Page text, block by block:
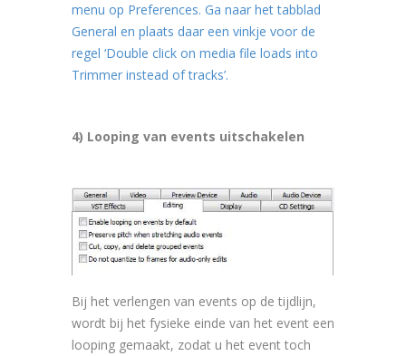
menu op Preferences. Ga naar het tabblad
General en plaats daar een vinkje voor de
regel ‘Double click on media file loads into
Trimmer instead of tracks’.
4) Looping van events uitschakelen
Bij het verlengen van events op de tijdlijn,
wordt bij het fysieke einde van het event een
looping gemaakt, zodat u het event toch